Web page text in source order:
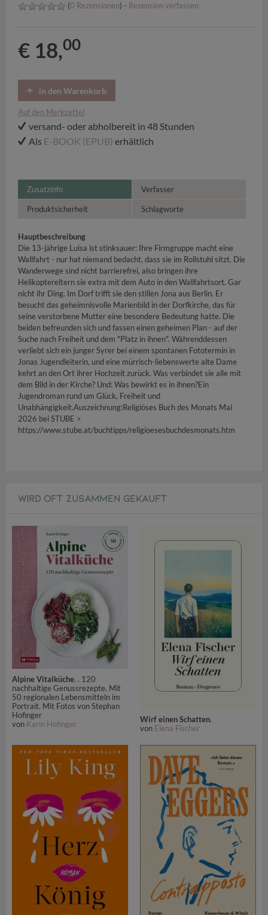
(0 Rezensionen) - Rezension verfassen
€ 18,00
in den Warenkorb
Auf den Merkzettel
versand- oder abholbereit in 48 Stunden
Als E-BOOK (EPUB) erhältlich
Zusatzinfo Verfasser
Produktsicherheit Schlagworte
Hauptbeschreibung
Die 13-jährige Luisa ist stinksauer: Ihre Firmgruppe macht eine
Wallfahrt - nur hat niemand bedacht, dass sie im Rollstuhl sitzt. Die
Wanderwege sind nicht barrierefrei, also bringen ihre
Helikoptereltern sie extra mit dem Auto in den Wallfahrtsort. Gar
nicht ihr Ding. Im Dorf trifft sie den stillen Jona aus Berlin. Er
besucht das geheimnisvolle Marienbild in der Dorfkirche, das für
seine verstorbene Mutter eine besondere Bedeutung hatte. Die
beiden befreunden sich und fassen einen geheimen Plan - auf der
Suche nach Freiheit und dem "Platz in ihnen". Währenddessen
verliebt sich ein junger Syrer bei einem spontanen Fototermin in
Jonas Jugendleiterin, und eine mürrisch-liebenswerte alte Dame
kehrt an den Ort ihrer Hochzeit zurück. Was verbindet sie alle mit
dem Bild in der Kirche? Und: Was bewirkt es in ihnen?Ein
Jugendroman rund um Glück, Freiheit und
Unabhängigkeit.Auszeichnung:Religiöses Buch des Monats Mai
2026 bei STUBE >
https://www.stube.at/buchtipps/religioesesbuchdesmonats.htm
WIRD OFT ZUSAMMEN GEKAUFT
Alpine Vitalküche. . 120
nachhaltige Genussrezepte. Mit
50 regionalen Lebensmitteln im
Portrait. Mit Fotos von Stephan
Hofinger
von Karin Hofinger Wirf einen Schatten.
von Elena Fischer